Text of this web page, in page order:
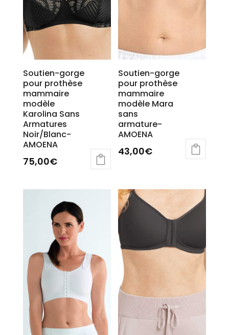
produit
Soutien-gorge
pour prothèse
mammaire
modèle
Karolina Sans
Armatures
Noir/Blanc-
AMOENA
75,00€
Soutien-gorge
pour prothèse
mammaire
modèle Mara
sans
armature-
AMOENA
43,00€
plusieurs
variations.
Les
options
peuvent
être
choisies
sur
la
page
produit